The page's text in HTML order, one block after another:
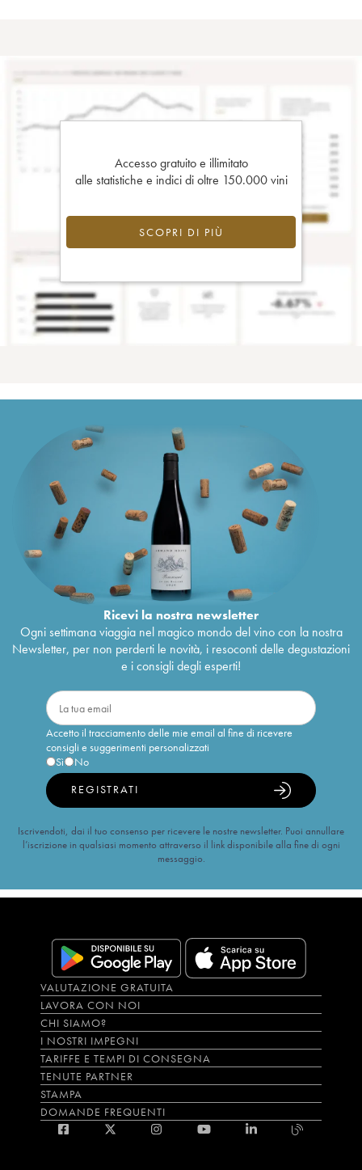
Accesso gratuito e illimitato
alle statistiche e indici di oltre 150.000 vini
SCOPRI DI PIÙ
Ricevi la nostra newsletter
Ogni settimana viaggia nel magico mondo del vino con la nostra
Newsletter, per non perderti le novità, i resoconti delle degustazioni
e i consigli degli esperti!
Accetto il tracciamento delle mie email al fine di ricevere
consigli e suggerimenti personalizzati
Sì
No
REGISTRATI
Iscrivendoti, dai il tuo consenso per ricevere le nostre newsletter. Puoi annullare
l’iscrizione in qualsiasi momento attraverso il link disponibile alla fine di ogni
messaggio.
VALUTAZIONE GRATUITA
LAVORA CON NOI
CHI SIAMO?
I NOSTRI IMPEGNI
TARIFFE E TEMPI DI CONSEGNA
TENUTE PARTNER
STAMPA
DOMANDE FREQUENTI